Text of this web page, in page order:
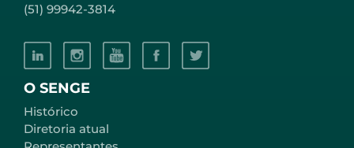
O SENGE
Histórico
Diretoria atual
(51) 99942-3814